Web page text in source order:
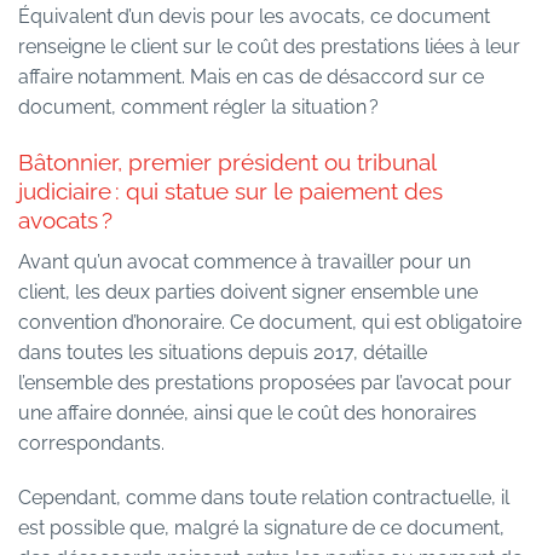
Équivalent d’un devis pour les avocats, ce document
renseigne le client sur le coût des prestations liées à leur
affaire notamment. Mais en cas de désaccord sur ce
document, comment régler la situation ?
Bâtonnier, premier président ou tribunal
judiciaire : qui statue sur le paiement des
avocats ?
Avant qu’un avocat commence à travailler pour un
client, les deux parties doivent signer ensemble une
convention d’honoraire. Ce document, qui est obligatoire
dans toutes les situations depuis 2017, détaille
l’ensemble des prestations proposées par l’avocat pour
une affaire donnée, ainsi que le coût des honoraires
correspondants.
Cependant, comme dans toute relation contractuelle, il
est possible que, malgré la signature de ce document,